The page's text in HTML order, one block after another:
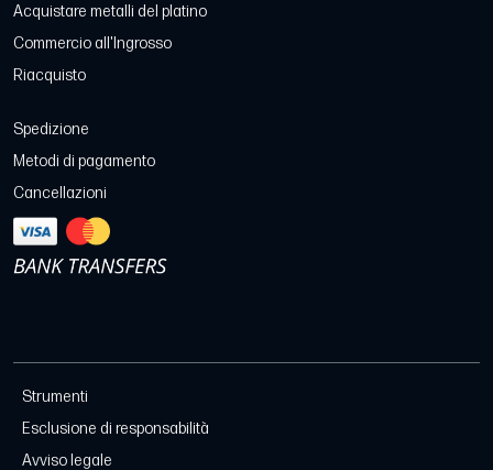
Acquistare metalli del platino
Commercio all'Ingrosso
Riacquisto
Spedizione
Metodi di pagamento
Cancellazioni
Strumenti
Esclusione di responsabilità
Avviso legale